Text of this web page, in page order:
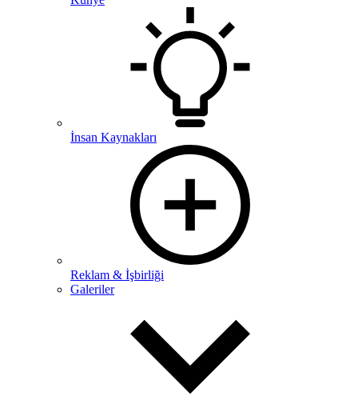
İnsan Kaynakları
Reklam & İşbirliği
Galeriler